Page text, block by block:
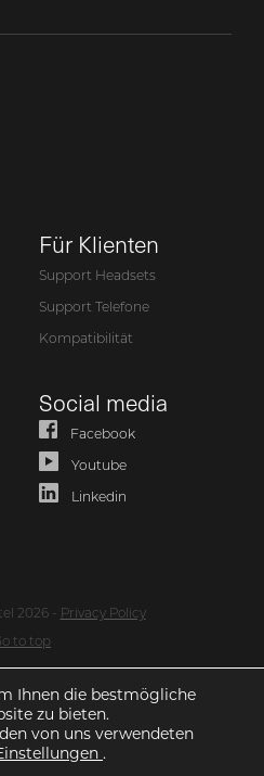
Für Klienten
Support Headsets
Support Telefone
Kompatibilität
Social media
Facebook
Youtube
Linkedin
2026 - Privacy Policy
to top
Ihnen die bestmögliche
zu bieten.
von uns verwendeten
.